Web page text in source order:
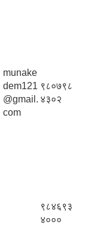
munake
dem121
@gmail.
com
९८०७९८
४३०२
९८४६९३
४०००